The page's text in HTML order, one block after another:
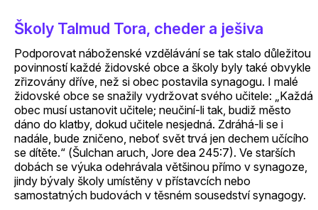
Školy Talmud Tora, cheder a ješiva
Podporovat náboženské vzdělávání se tak stalo důležitou
povinností každé židovské obce a školy byly také obvykle
zřizovány dříve, než si obec postavila synagogu. I malé
židovské obce se snažily vydržovat svého učitele: „Každá
obec musí ustanovit učitele; neučiní-li tak, budiž město
dáno do klatby, dokud učitele nesjedná. Zdráhá-li se i
nadále, bude zničeno, neboť svět trvá jen dechem učícího
se dítěte.“ (Šulchan aruch, Jore dea 245:7). Ve starších
dobách se výuka odehrávala většinou přímo v synagoze,
jindy bývaly školy umístěny v přístavcích nebo
samostatných budovách v těsném sousedství synagogy.